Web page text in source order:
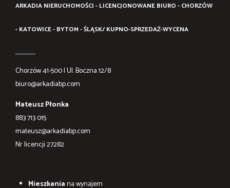
ARKADIA NIERUCHOMOŚCI - LICENCJONOWANE BIURO - CHORZÓW
- KATOWICE - BYTOM - ŚLĄSK/ KUPNO-SPRZEDAŻ-WYCENA
Chorzów 41-500 | Ul. Boczna 12/8
biuro@arkadiabp.com
Mateusz Płonka
883 713 015
mateusz@arkadiabp.com
Nr licencji 27282
Mieszkaniana wynajem